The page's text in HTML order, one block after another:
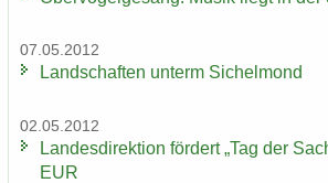
07.05.2012
Land­schaf­ten un­term Si­chel­mond
02.05.2012
Lan­des­di­rek­ti­on för­dert „Tag der
EUR